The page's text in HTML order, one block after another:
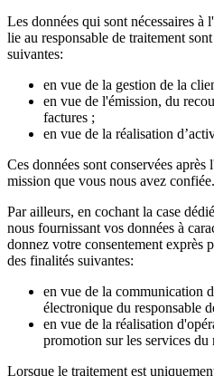
Les données qui sont nécessaires
lie au responsable de traitement
suivantes:
en vue de la gestion de la
en vue de l'émission, du
factures ;
en vue de la réalisation
Ces données sont conservées
mission que vous nous avez confiée.
Par ailleurs, en cochant la case
nous fournissant vos données à
donnez votre consentement exprès
des finalités suivantes:
en vue de la communication
électronique du responsable
en vue de la réalisation
promotion sur les services du
Lorsque le traitement est